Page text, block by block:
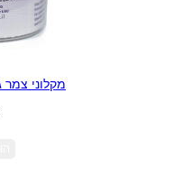
מקלוני צמר